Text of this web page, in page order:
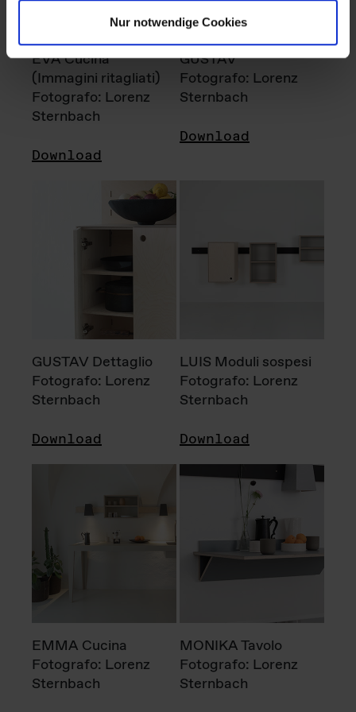
Nur notwendige Cookies
EVA Cucina
(Immagini ritagliati)
Fotografo: Lorenz
Sternbach
Download
GUSTAV
Fotografo: Lorenz
Sternbach
Download
GUSTAV Dettaglio
Fotografo: Lorenz
Sternbach
Download
LUIS Moduli sospesi
Fotografo: Lorenz
Sternbach
Download
EMMA Cucina
Fotografo: Lorenz
Sternbach
MONIKA Tavolo
Fotografo: Lorenz
Sternbach